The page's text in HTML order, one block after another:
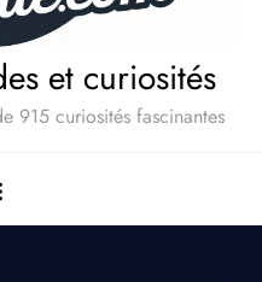
et curiosités
915 curiosités fascinantes